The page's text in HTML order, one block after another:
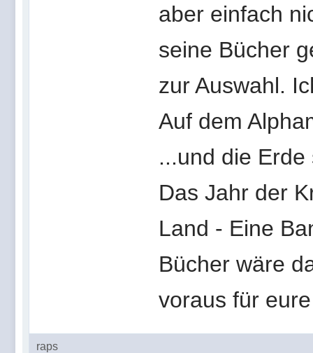
aber einfach
seine Bücher
zur Auswahl.
Auf dem
...und die
Das Jahr der
Land - Eine
Bücher wäre
voraus für
raps